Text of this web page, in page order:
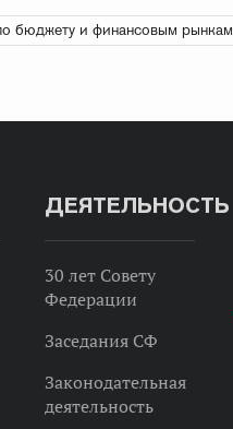
бюджету и финансовым рынкам
ДЕЯТЕЛЬНОСТЬ
30 лет Совету
Федерации
Заседания СФ
Законодательная
деятельность